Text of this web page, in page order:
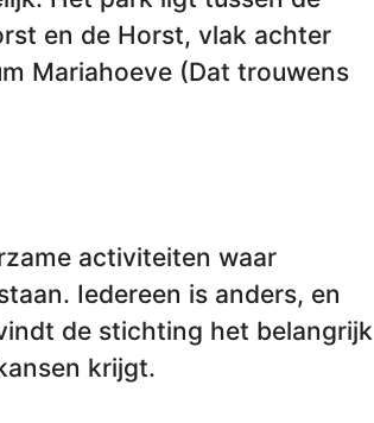
en de Horst, vlak achter
Mariahoeve (Dat trouwens
activiteiten waar
Iedereen is anders, en
de stichting het belangrijk
krijgt.